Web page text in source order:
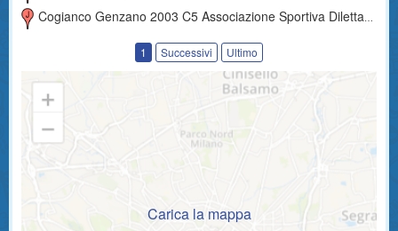
Cogianco Genzano 2003 C5 Associazione Sportiva Dilettantistica
1 Successivi Ultimo
Carica la mappa